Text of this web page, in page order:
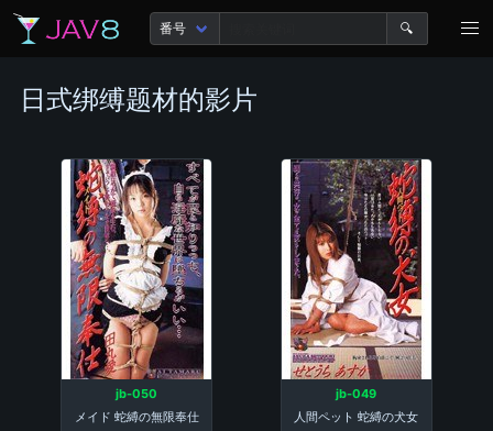
🔍
日式绑缚题材的影片
jb-050
メイド 蛇縛の無限奉仕
jb-049
人間ペット 蛇縛の犬女